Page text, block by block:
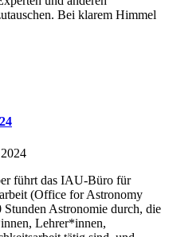
Bei klarem Himmel
führt das IAU-Büro für
(Office for Astronomy
Astronomie durch, die
Lehrer*innen,